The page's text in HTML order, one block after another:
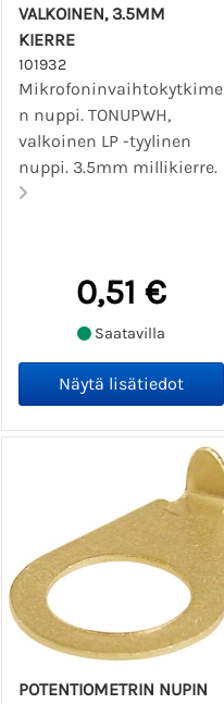
VALKOINEN, 3.5MM
KIERRE
101932
Mikrofoninvaihtokytkime
n nuppi. TONUPWH,
valkoinen LP -tyylinen
nuppi. 3.5mm millikierre.
0,51 €
Saatavilla
POTENTIOMETRIN NUPIN